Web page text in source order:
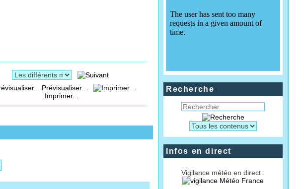
Prévisualiser...
Imprimer...
Recherche
Infos en direct
Vigilance météo en direct :